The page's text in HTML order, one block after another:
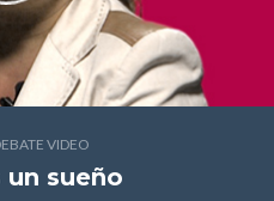
VIDEO
un sueño